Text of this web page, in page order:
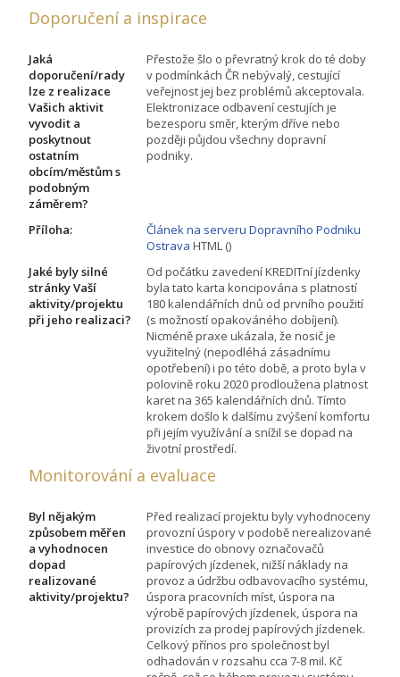
Doporučení a inspirace
Jaká
doporučení/rady
lze z realizace
Vašich aktivit
vyvodit a
poskytnout
ostatním
obcím/městům s
podobným
záměrem?
Přestože šlo o převratný krok do té doby
v podmínkách ČR nebývalý, cestující
veřejnost jej bez problémů akceptovala.
Elektronizace odbavení cestujích je
bezesporu směr, kterým dříve nebo
později půjdou všechny dopravní
podniky.
Příloha:
Článek na serveru Dopravního Podniku
Ostrava HTML ()
Jaké byly silné
stránky Vaší
aktivity/projektu
při jeho realizaci?
Od počátku zavedení KREDITní jízdenky
byla tato karta koncipována s platností
180 kalendářních dnů od prvního použití
(s možností opakováného dobíjení).
Nicméně praxe ukázala, že nosič je
využitelný (nepodléhá zásadnímu
opotřebení) i po této době, a proto byla v
polovině roku 2020 prodloužena platnost
karet na 365 kalendářních dnů. Tímto
krokem došlo k dalšímu zvýšení komfortu
při jejím využívání a snížil se dopad na
životní prostředí.
Monitorování a evaluace
Byl nějakým
způsobem měřen
a vyhodnocen
dopad
realizované
aktivity/projektu?
Před realizací projektu byly vyhodnoceny
provozní úspory v podobě nerealizované
investice do obnovy označovačů
papírových jízdenek, nižší náklady na
provoz a údržbu odbavovacího systému,
úspora pracovních míst, úspora na
výrobě papírových jízdenek, úspora na
provizích za prodej papírových jízdenek.
Celkový přínos pro společnost byl
odhadován v rozsahu cca 7-8 mil. Kč